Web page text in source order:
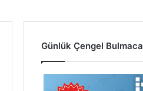
Günlük Çengel Bulmaca